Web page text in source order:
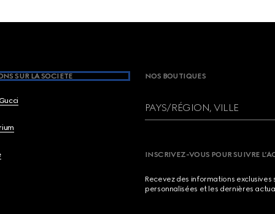
SUR LA SOCIETE NOS BOUTIQUES
PAYS/RÉGION, VILLE
INSCRIVEZ-VOUS POUR SUIVRE
Recevez des informations
personnalisées et les dernières